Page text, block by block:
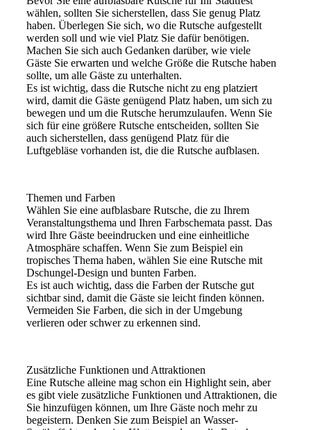
wählen, sollten Sie sicherstellen, dass Sie genug Platz
haben. Überlegen Sie sich, wo die Rutsche aufgestellt
werden soll und wie viel Platz Sie dafür benötigen.
Machen Sie sich auch Gedanken darüber, wie viele
Gäste Sie erwarten und welche Größe die Rutsche haben
sollte, um alle Gäste zu unterhalten.
Es ist wichtig, dass die Rutsche nicht zu eng platziert
wird, damit die Gäste genügend Platz haben, um sich zu
bewegen und um die Rutsche herumzulaufen. Wenn Sie
sich für eine größere Rutsche entscheiden, sollten Sie
auch sicherstellen, dass genügend Platz für die
Luftgebläse vorhanden ist, die die Rutsche aufblasen.
Themen und Farben
Wählen Sie eine aufblasbare Rutsche, die zu Ihrem
Veranstaltungsthema und Ihren Farbschemata passt. Das
wird Ihre Gäste beeindrucken und eine einheitliche
Atmosphäre schaffen. Wenn Sie zum Beispiel ein
tropisches Thema haben, wählen Sie eine Rutsche mit
Dschungel-Design und bunten Farben.
Es ist auch wichtig, dass die Farben der Rutsche gut
sichtbar sind, damit die Gäste sie leicht finden können.
Vermeiden Sie Farben, die sich in der Umgebung
verlieren oder schwer zu erkennen sind.
Zusätzliche Funktionen und Attraktionen
Eine Rutsche alleine mag schon ein Highlight sein, aber
es gibt viele zusätzliche Funktionen und Attraktionen, die
Sie hinzufügen können, um Ihre Gäste noch mehr zu
begeistern. Denken Sie zum Beispiel an Wasser-